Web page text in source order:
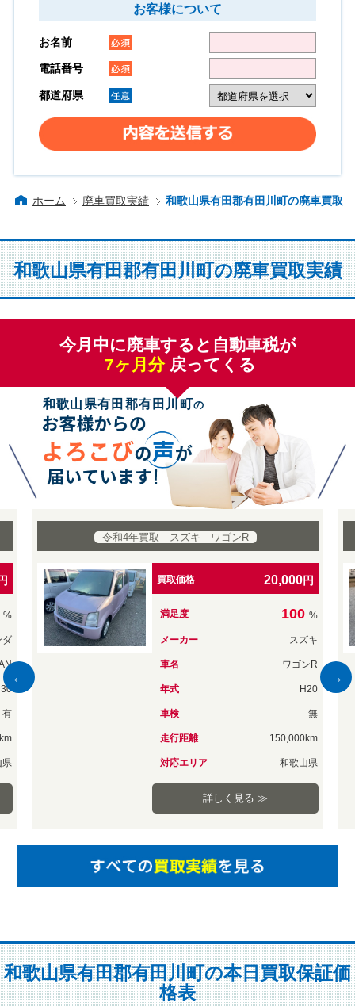
お客様について
お名前
電話番号
都道府県
ホーム 廃車買取実績 和歌山県有田郡有田川町の廃車買取
和歌山県有田郡有田川町の廃車買取実績
今月中に廃車すると自動車税が
7ヶ月分戻ってくる
和歌山県有田郡有田川町の
%
キ
R
無
県
令和4年買取 スズキ MRワゴン
買取価格 30,000円
満足度 100 %
メーカー スズキ
車名 MRワゴン
年式 H18
車検 無
走行距離 122,000km
対応エリア 和歌山県
詳しく見る ≫
和歌山県有田郡有田川町の本日買取保証価
格表